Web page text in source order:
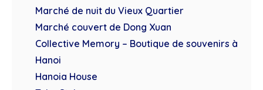
Marché de nuit du Vieux Quartier
Marché couvert de Dong Xuan
Collective Memory – Boutique de souvenirs à
Hanoi
Hanoia House